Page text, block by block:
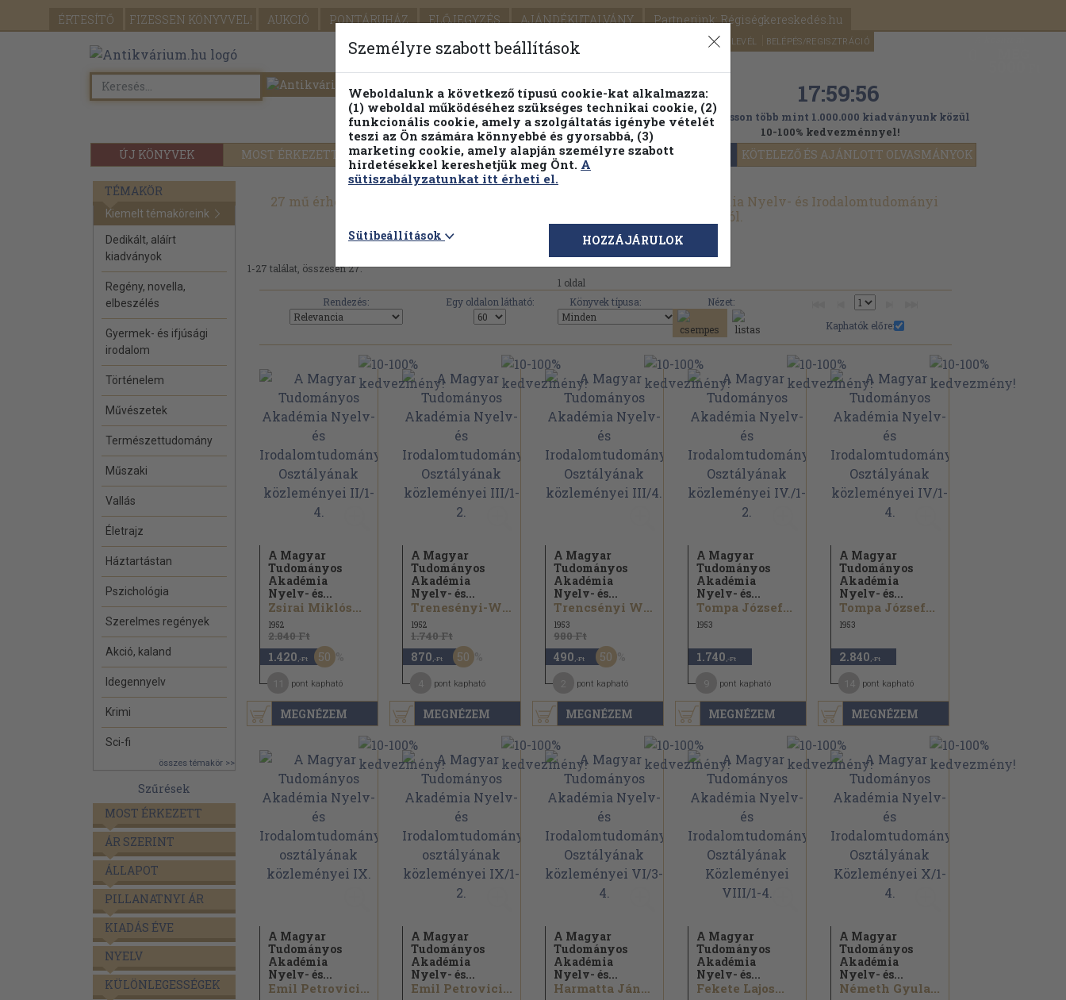
ÉRTESÍTŐ FIZESSEN KÖNYVVEL! AUKCIÓ PONTÁRUHÁZ ELŐJEGYZÉS AJÁNDÉKUTALVÁNY Partnerünk: Régiségkereskedés.hu
SEGÍTSÉG HÍRLEVÉL BELÉPÉS/REGISZTRÁCIÓ
ÚJ KÖNYVEK MOST ÉRKEZETT PILLANATNYI ÁRAINK FENNTARTHATÓ OLVASMÁNYOK KÖTELEZŐ ÉS AJÁNLOTT OLVASMÁNYOK
Részletes kereső Témaköri fa 17:59:54
Válogasson több mint 1.000.000 kiadványunk közül
10-100% kedvezménnyel!
TÉMAKÖR
Kiemelt témaköreink
Dedikált, aláírt
kiadványok
Regény, novella,
elbeszélés
Gyermek- és ifjúsági
irodalom
Történelem
Művészetek
Természettudomány
Műszaki
Vallás
Életrajz
Háztartástan
Pszichológia
Szerelmes regények
Akció, kaland
Idegennyelv
Krimi
Sci-fi
összes témakör >>
Szűrések
MOST ÉRKEZETT
ÁR SZERINT
ÁLLAPOT
PILLANATNYI ÁR
KIADÁS ÉVE
NYELV
KÜLÖNLEGESSÉGEK
27 mű érhető el az Antikváriumban a(z) 'A Magyar Tudományos Akadémia Nyelv- és Irodalomtudományi
Osztályának közleményei' című sorozatból.
1-27 találat, összesen 27.
1 oldal
Rendezés:
Egy oldalon látható: Könyvek típusa:
Nézet:
Kaphatók előre:
MEGNÉZEM
A Magyar
Tudományos
Akadémia
Nyelv- és...
Zsirai Miklós...
1952
2.840 Ft
1.420 ,-Ft 50
pont kapható
MEGNÉZEM
A Magyar
Tudományos
Akadémia
Nyelv- és...
Trenesényi-Waldapfel Imre...
1952
1.740 Ft
870 ,-Ft 50
pont kapható
MEGNÉZEM
A Magyar
Tudományos
Akadémia
Nyelv- és...
Trencsényi Waldapfel Imre...
1953
980 Ft
490 ,-Ft 50
pont kapható
MEGNÉZEM
A Magyar
Tudományos
Akadémia
Nyelv- és...
Tompa József...
1953
1.740 ,-Ft
pont kapható
MEGNÉZEM
A Magyar
Tudományos
Akadémia
Nyelv- és...
Tompa József...
1953
2.840 ,-Ft
pont kapható
A Magyar
Tudományos
Akadémia
Nyelv- és...
Emil Petrovici...
A Magyar
Tudományos
Akadémia
Nyelv- és...
Emil Petrovici...
A Magyar
Tudományos
Akadémia
Nyelv- és...
Harmatta János...
A Magyar
Tudományos
Akadémia
Nyelv- és...
Fekete Lajos...
A Magyar
Tudományos
Akadémia
Nyelv- és...
Németh Gyula...
Személyre szabott beállítások
Weboldalunk a következő típusú cookie-kat alkalmazza:
(1) weboldal működéséhez szükséges technikai cookie, (2)
funkcionális cookie, amely a szolgáltatás igénybe vételét
teszi az Ön számára könnyebbé és gyorsabbá, (3)
marketing cookie, amely alapján személyre szabott
hirdetésekkel kereshetjük meg Önt. A
sütiszabályzatunkat itt érheti el.
Sütibeállítások HOZZÁJÁRULOK